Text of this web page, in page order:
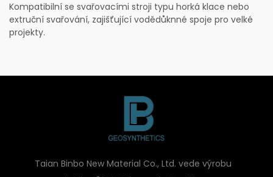
Kompatibilní se svařovacími stroji typu horká klace nebo
extruční svařování, zajišťující vodědůknné spoje pro velké
projekty.
Taian Binbo New Material Co., Ltd. vede výrobu